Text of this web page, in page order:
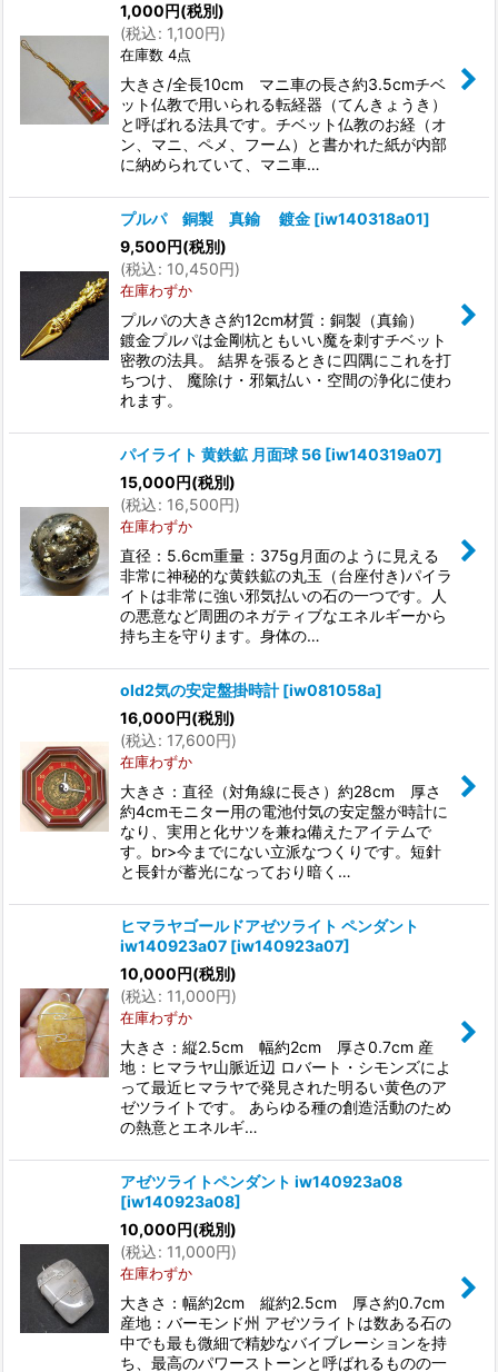
1,000円(税別)
(税込: 1,100円)
在庫数 4点
大きさ/全長10cm マニ車の長さ約3.5cmチベ
ット仏教で用いられる転経器（てんきょうき）
と呼ばれる法具です。チベット仏教のお経（オ
ン、マニ、ペメ、フーム）と書かれた紙が内部
に納められていて、マニ車…
プルパ 銅製 真鍮 鍍金 [iw140318a01]
9,500円(税別)
(税込: 10,450円)
在庫わずか
プルパの大きさ約12cm材質：銅製（真鍮）
鍍金プルパは金剛杭ともいい魔を刺すチベット
密教の法具。 結界を張るときに四隅にこれを打
ちつけ、 魔除け・邪氣払い・空間の浄化に使わ
れます。
パイライト 黄鉄鉱 月面球 56 [iw140319a07]
15,000円(税別)
(税込: 16,500円)
在庫わずか
直径：5.6cm重量：375g月面のように見える
非常に神秘的な黄鉄鉱の丸玉（台座付き)パイラ
イトは非常に強い邪気払いの石の一つです。人
の悪意など周囲のネガティブなエネルギーから
持ち主を守ります。身体の…
old2気の安定盤掛時計 [iw081058a]
16,000円(税別)
(税込: 17,600円)
在庫わずか
大きさ：直径（対角線に長さ）約28cm 厚さ
約4cmモニター用の電池付気の安定盤が時計に
なり、実用と化サツを兼ね備えたアイテムで
す。br>今までにない立派なつくりです。短針
と長針が蓄光になっており暗く…
ヒマラヤゴールドアゼツライト ペンダント
iw140923a07 [iw140923a07]
10,000円(税別)
(税込: 11,000円)
在庫わずか
大きさ：縦2.5cm 幅約2cm 厚さ0.7cm 産
地：ヒマラヤ山脈近辺 ロバート・シモンズによ
って最近ヒマラヤで発見された明るい黄色のア
ゼツライトです。 あらゆる種の創造活動のため
の熱意とエネルギ…
アゼツライトペンダント iw140923a08
[iw140923a08]
10,000円(税別)
(税込: 11,000円)
在庫わずか
大きさ：幅約2cm 縦約2.5cm 厚さ約0.7cm
産地：バーモンド州 アゼツライトは数ある石の
中でも最も微細で精妙なバイブレーションを持
ち、最高のパワーストーンと呼ばれるものの一